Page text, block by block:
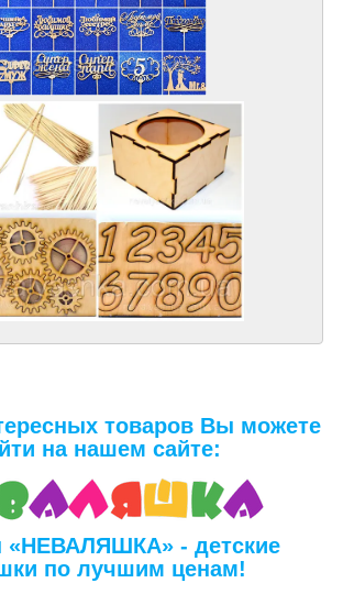
товаров Вы можете
на нашем сайте:
«НЕВАЛЯШКА» - детские
по лучшим ценам!